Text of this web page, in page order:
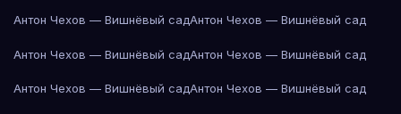
Антон Чехов — Вишнёвый садАнтон Чехов — Вишнёвый сад
Антон Чехов — Вишнёвый садАнтон Чехов — Вишнёвый сад
Антон Чехов — Вишнёвый садАнтон Чехов — Вишнёвый сад